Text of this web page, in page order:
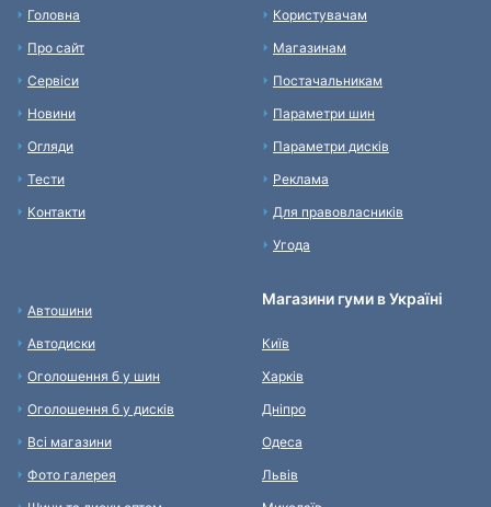
Головна
Про сайт
Сервіси
Новини
Огляди
Тести
Контакти
Користувачам
Магазинам
Постачальникам
Параметри шин
Параметри дисків
Реклама
Для правовласників
Угода
Автошини
Автодиски
Оголошення б у шин
Оголошення б у дисків
Всі магазини
Фото галерея
Магазини гуми в Україні
Київ
Харків
Дніпро
Одеса
Львів